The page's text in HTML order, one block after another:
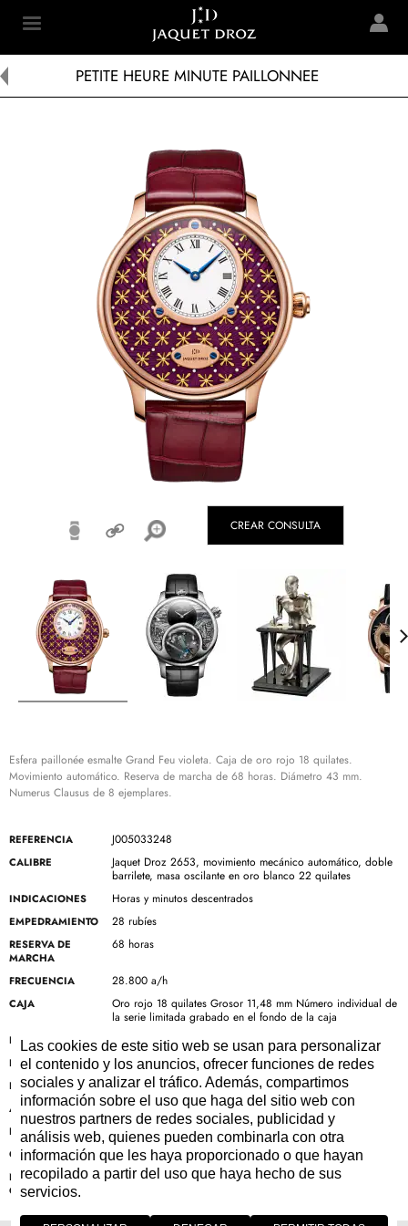
Las cookies de este sitio web se usan para personalizar
el contenido y los anuncios, ofrecer funciones de redes
sociales y analizar el tráfico. Además, compartimos
información sobre el uso que haga del sitio web con
nuestros partners de redes sociales, publicidad y
análisis web, quienes pueden combinarla con otra
información que les haya proporcionado o que hayan
recopilado a partir del uso que haya hecho de sus
servicios.
content
Jaquet Droz
PETITE HEURE MINUTE PAILLONNEE
CREAR CONSULTA
Esfera paillonée esmalte Grand Feu violeta. Caja de oro rojo 18 quilates.
Movimiento automático. Reserva de marcha de 68 horas. Diámetro 43 mm.
Numerus Clausus de 8 ejemplares.
REFERENCIA J005033248
CALIBRE
Jaquet Droz 2653, movimiento mecánico automático, doble
barrilete, masa oscilante en oro blanco 22 quilates
INDICACIONES Horas y minutos descentrados
EMPEDRAMIENTO 28 rubíes
RESERVA DE
MARCHA
68 horas
FRECUENCIA 28.800 a/h
CAJA
Oro rojo 18 quilates Grosor 11,48 mm Número individual de
la serie limitada grabado en el fondo de la caja
DIÁMETRO 43 mm
ESTANQUEIDAD Hasta 3 bar (30 metros)
ESFERA Esfera paillonnée esmalte Grand Feu violeta oscuro
AGUJAS Acero azulado
PULSERA Piel de aligátor burdeos hecha a mano
CIERRE Hebilla ardillón en oro rojo 18 quilates
NUMERUS
CLAUSUS
8